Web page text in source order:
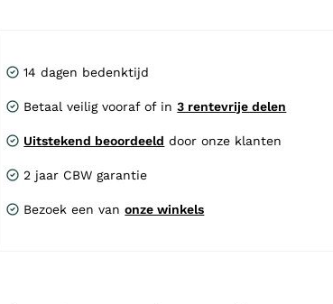
14 dagen bedenktijd
Betaal veilig vooraf of in3 rentevrije delen
Uitstekend beoordeeld door onze klanten
2 jaar CBW garantie
Bezoek een vanonze winkels